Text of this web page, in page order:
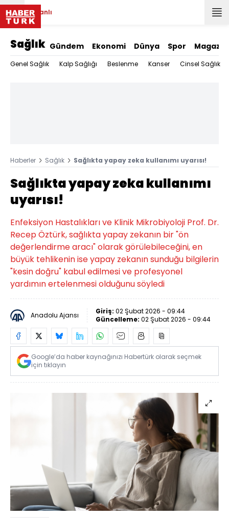
Canlı
Sağlık Gündem Ekonomi Dünya Spor Magazin
Genel Sağlık Kalp Sağlığı Beslenme Kanser Cinsel Sağlık
Haberler Sağlık Sağlıkta yapay zeka kullanımı uyarısı!
Sağlıkta yapay zeka kullanımı
uyarısı!
Enfeksiyon Hastalıkları ve Klinik Mikrobiyoloji Prof. Dr.
Recep Öztürk, sağlıkta yapay zekanın bir "ön
değerlendirme aracı" olarak görülebileceğini, en
büyük tehlikenin ise yapay zekanın sunduğu bilgilerin
"kesin doğru" kabul edilmesi ve profesyonel
yardımın ertelenmesi olduğunu söyledi
Anadolu Ajansı Giriş: 02 Şubat 2026 - 09:44
Güncelleme: 02 Şubat 2026 - 09:44
Google’da haber kaynağınızı Habertürk olarak seçmek
için tıklayın